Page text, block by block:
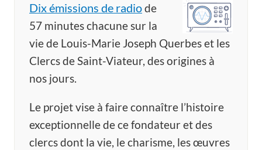
Dix émissions de radiode
57 minutes chacune sur la
vie de Louis-Marie Joseph Querbes et les
Clercs de Saint-Viateur, des origines à
nos jours.
Le projet vise à faire connaître l’histoire
exceptionnelle de ce fondateur et des
clercs dont la vie, le charisme, les œuvres